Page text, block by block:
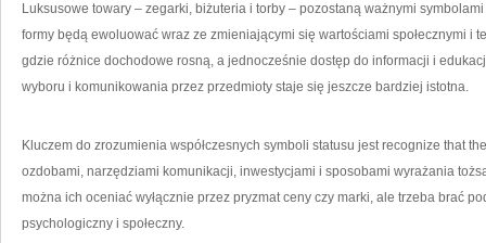
Luksusowe towary – zegarki, biżuteria i torby – pozostaną ważnymi
formy będą ewoluować wraz ze zmieniającymi się wartościami społecznymi i
gdzie różnice dochodowe rosną, a jednocześnie dostęp do informacji i
wyboru i komunikowania przez przedmioty staje się jeszcze bardziej istotna.
Kluczem do zrozumienia współczesnych symboli statusu jest recognize that
ozdobami, narzędziami komunikacji, inwestycjami i sposobami wyrażania
można ich oceniać wyłącznie przez pryzmat ceny czy marki, ale trzeba brać
psychologiczny i społeczny.